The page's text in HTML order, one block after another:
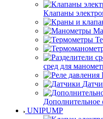
Клапаны
сред для
Дополнительное
UNIPUMP